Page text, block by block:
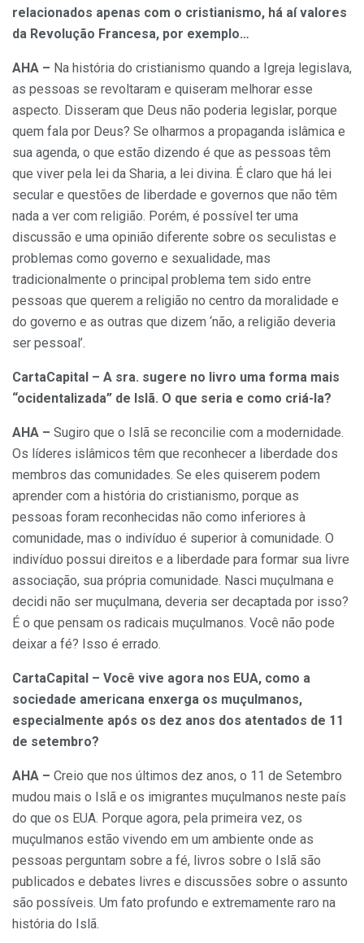
relacionados apenas com o cristianismo, há aí valores
da Revolução Francesa, por exemplo…
AHA – Na história do cristianismo quando a Igreja legislava,
as pessoas se revoltaram e quiseram melhorar esse
aspecto. Disseram que Deus não poderia legislar, porque
quem fala por Deus? Se olharmos a propaganda islâmica e
sua agenda, o que estão dizendo é que as pessoas têm
que viver pela lei da Sharia, a lei divina. É claro que há lei
secular e questões de liberdade e governos que não têm
nada a ver com religião. Porém, é possível ter uma
discussão e uma opinião diferente sobre os seculistas e
problemas como governo e sexualidade, mas
tradicionalmente o principal problema tem sido entre
pessoas que querem a religião no centro da moralidade e
do governo e as outras que dizem ‘não, a religião deveria
ser pessoal’.
CartaCapital – A sra. sugere no livro uma forma mais
“ocidentalizada” de Islã. O que seria e como criá-la?
AHA – Sugiro que o Islã se reconcilie com a modernidade.
Os líderes islâmicos têm que reconhecer a liberdade dos
membros das comunidades. Se eles quiserem podem
aprender com a história do cristianismo, porque as
pessoas foram reconhecidas não como inferiores à
comunidade, mas o indivíduo é superior à comunidade. O
indivíduo possui direitos e a liberdade para formar sua livre
associação, sua própria comunidade. Nasci muçulmana e
decidi não ser muçulmana, deveria ser decaptada por isso?
É o que pensam os radicais muçulmanos. Você não pode
deixar a fé? Isso é errado.
CartaCapital – Você vive agora nos EUA, como a
sociedade americana enxerga os muçulmanos,
especialmente após os dez anos dos atentados de 11
de setembro?
AHA – Creio que nos últimos dez anos, o 11 de Setembro
mudou mais o Islã e os imigrantes muçulmanos neste país
do que os EUA. Porque agora, pela primeira vez, os
muçulmanos estão vivendo em um ambiente onde as
pessoas perguntam sobre a fé, livros sobre o Islã são
publicados e debates livres e discussões sobre o assunto
são possíveis. Um fato profundo e extremamente raro na
história do Islã.